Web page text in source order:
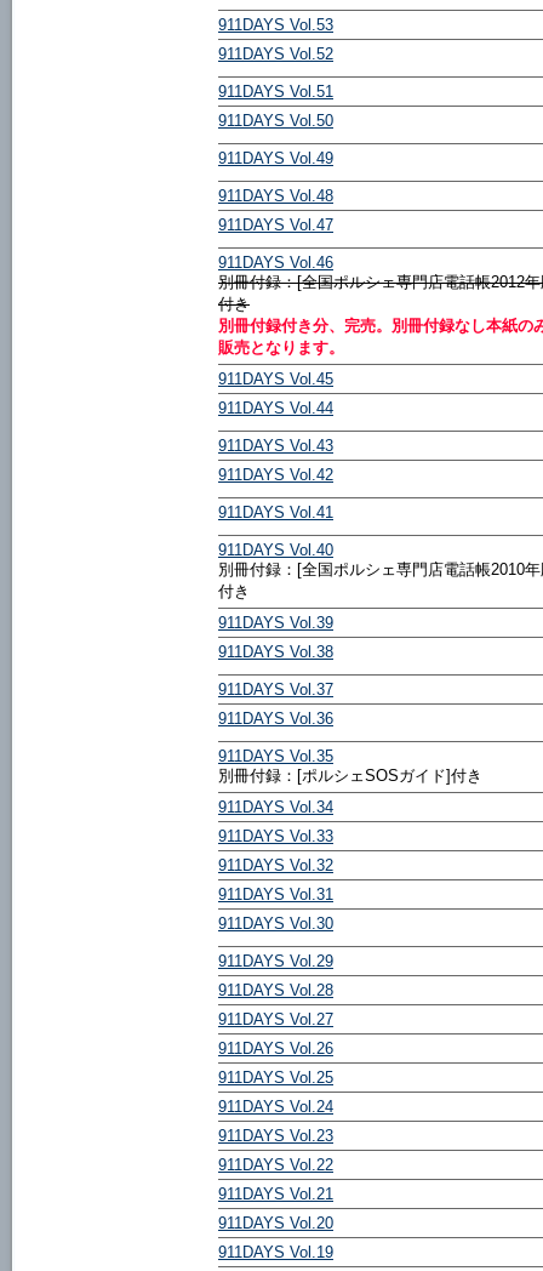
911DAYS Vol.53
911DAYS Vol.52
911DAYS Vol.51
911DAYS Vol.50
911DAYS Vol.49
911DAYS Vol.48
911DAYS Vol.47
911DAYS Vol.46
別冊付録：[全国ポルシェ専門店電話帳2012
付き
別冊付録付き分、完売。別冊付録なし本紙の
販売となります。
911DAYS Vol.45
911DAYS Vol.44
911DAYS Vol.43
911DAYS Vol.42
911DAYS Vol.41
911DAYS Vol.40
別冊付録：[全国ポルシェ専門店電話帳2010
付き
911DAYS Vol.39
911DAYS Vol.38
911DAYS Vol.37
911DAYS Vol.36
911DAYS Vol.35
別冊付録：[ポルシェSOSガイド]付き
911DAYS Vol.34
911DAYS Vol.33
911DAYS Vol.32
911DAYS Vol.31
911DAYS Vol.30
911DAYS Vol.29
911DAYS Vol.28
911DAYS Vol.27
911DAYS Vol.26
911DAYS Vol.25
911DAYS Vol.24
911DAYS Vol.23
911DAYS Vol.22
911DAYS Vol.21
911DAYS Vol.20
911DAYS Vol.19